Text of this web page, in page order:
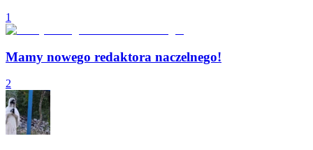
1
Mamy nowego redaktora naczelnego!
2